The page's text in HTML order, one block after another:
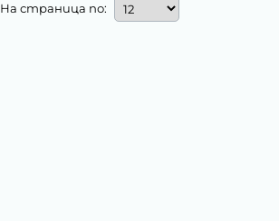
На страница по: